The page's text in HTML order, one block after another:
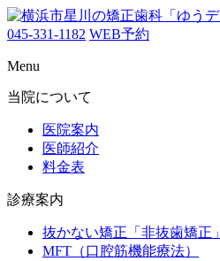
045-331-1182 WEB予約
Menu
当院について
医院案内
医師紹介
料金表
診療案内
抜かない矯正「非抜歯矯正」
MFT（口腔筋機能療法）